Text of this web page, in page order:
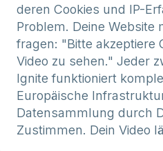
deren Cookies und IP-
Problem. Deine Website
fragen: "Bitte akzeptiere
Video zu sehen." Jeder
Ignite funktioniert
Europäische
Datensammlung durch
Zustimmen. Dein Video